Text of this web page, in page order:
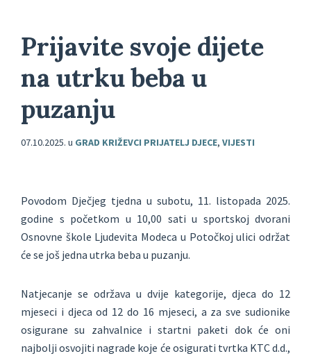
Prijavite svoje dijete
na utrku beba u
puzanju
07.10.2025. u GRAD KRIŽEVCI PRIJATELJ DJECE, VIJESTI
Povodom Dječjeg tjedna u subotu, 11. listopada 2025.
godine s početkom u 10,00 sati u sportskoj dvorani
Osnovne škole Ljudevita Modeca u Potočkoj ulici održat
će se još jedna utrka beba u puzanju.
Natjecanje se održava u dvije kategorije, djeca do 12
mjeseci i djeca od 12 do 16 mjeseci, a za sve sudionike
osigurane su zahvalnice i startni paketi dok će oni
najbolji osvojiti nagrade koje će osigurati tvrtka KTC d.d.,